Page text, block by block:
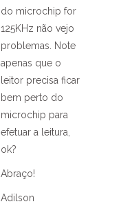
do microchip for
125KHz não vejo
problemas. Note
apenas que o
leitor precisa ficar
bem perto do
microchip para
efetuar a leitura,
ok?
Abraço!
Adilson